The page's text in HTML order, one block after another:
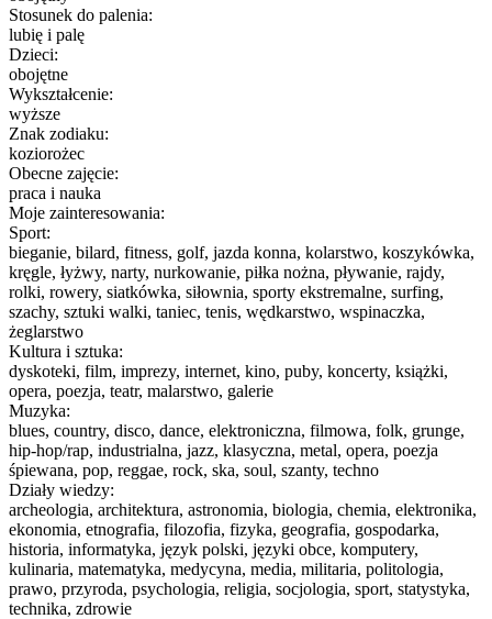
Stosunek do palenia:
lubię i palę
Dzieci:
obojętne
Wykształcenie:
wyższe
Znak zodiaku:
koziorożec
Obecne zajęcie:
praca i nauka
Moje zainteresowania:
Sport:
bieganie, bilard, fitness, golf, jazda konna, kolarstwo, koszykówka,
kręgle, łyżwy, narty, nurkowanie, piłka nożna, pływanie, rajdy,
rolki, rowery, siatkówka, siłownia, sporty ekstremalne, surfing,
szachy, sztuki walki, taniec, tenis, wędkarstwo, wspinaczka,
żeglarstwo
Kultura i sztuka:
dyskoteki, film, imprezy, internet, kino, puby, koncerty, książki,
opera, poezja, teatr, malarstwo, galerie
Muzyka:
blues, country, disco, dance, elektroniczna, filmowa, folk, grunge,
hip-hop/rap, industrialna, jazz, klasyczna, metal, opera, poezja
śpiewana, pop, reggae, rock, ska, soul, szanty, techno
Działy wiedzy:
archeologia, architektura, astronomia, biologia, chemia, elektronika,
ekonomia, etnografia, filozofia, fizyka, geografia, gospodarka,
historia, informatyka, język polski, języki obce, komputery,
kulinaria, matematyka, medycyna, media, militaria, politologia,
prawo, przyroda, psychologia, religia, socjologia, sport, statystyka,
technika, zdrowie